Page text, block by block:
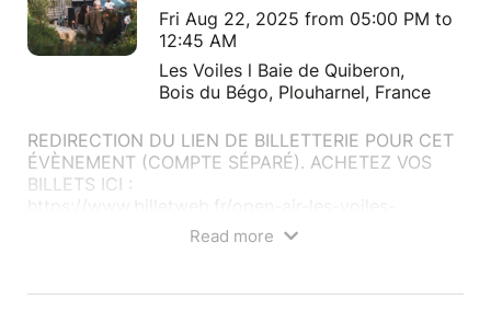
Fri Aug 22, 2025 from 05:00 PM to
12:45 AM
Les Voiles l Baie de Quiberon,
Bois du Bégo, Plouharnel, France
REDIRECTION DU LIEN DE BILLETTERIE POUR CET
ÉVÈNEMENT (COMPTE SÉPARÉ). ACHETEZ VOS
BILLETS ICI :
https://www.billetweb.fr/open-air-les-voiles-
Read more